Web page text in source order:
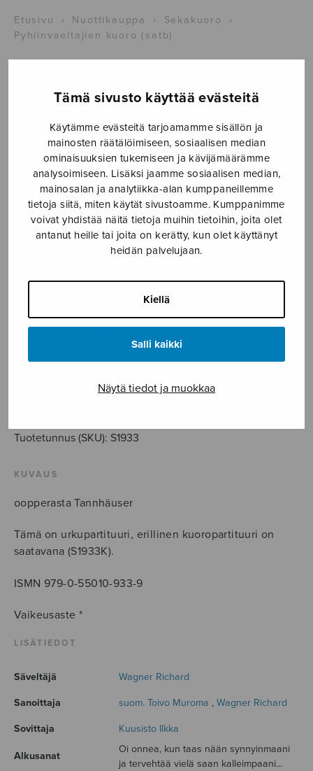
Tämä sivusto käyttää evästeitä
Käytämme evästeitä tarjoamamme sisällön ja
mainosten räätälöimiseen, sosiaalisen median
ominaisuuksien tukemiseen ja kävijämäärämme
analysoimiseen. Lisäksi jaamme sosiaalisen median,
mainosalan ja analytiikka-alan kumppaneillemme
tietoja siitä, miten käytät sivustoamme. Kumppanimme
voivat yhdistää näitä tietoja muihin tietoihin, joita olet
antanut heille tai joita on kerätty, kun olet käyttänyt
heidän palvelujaan.
Kiellä
Salli kaikki
Näytä tiedot ja muokkaa
Etusivu › Nuottikauppa › Sekakuoro
›
Pyhiinvaeltajien kuoro (satb)
Pyhiinvaeltajien
kuoro (satb)
4,30€
sov. Ilkka Kuusisto
Pyhiinvaeltajien
LISÄÄ OSTOSKORIIN
Tuotetunnus (SKU): S1933
KUVAUS
oopperasta Tannhäuser
Tämä on urkupartituuri, erillinen kuoropartituuri on
saatavana (S1933K).
ISMN 979-0-55010-933-9
Vaikeusaste *
LISÄTIEDOT
Säveltäjä Wagner Richard
Sanoittaja suom. Toivo Muroma , Wagner Richard
Sovittaja Kuusisto Ilkka
Alkusanat
Oi onnea, kun taas nään synnyinmaani
ja tervehtää vielä saan kalleimpaani...